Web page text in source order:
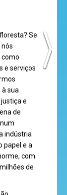
animados
mega
jogos
super
eventos
Se
como
e serviços
à sua
e
de
indústria
papel e a
com
de